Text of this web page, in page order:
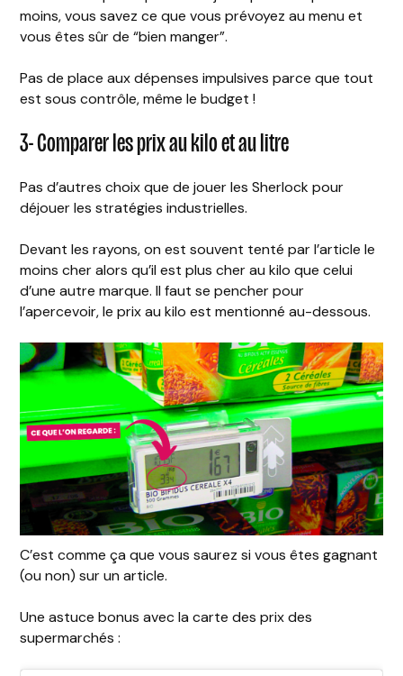
moins, vous savez ce que vous prévoyez au menu et
vous êtes sûr de “bien manger”.
Pas de place aux dépenses impulsives parce que tout
est sous contrôle, même le budget !
3- Comparer les prix au kilo et au litre
Pas d’autres choix que de jouer les Sherlock pour
déjouer les stratégies industrielles.
Devant les rayons, on est souvent tenté par l’article le
moins cher alors qu’il est plus cher au kilo que celui
d’une autre marque. Il faut se pencher pour
l’apercevoir, le prix au kilo est mentionné au-dessous.
C’est comme ça que vous saurez si vous êtes gagnant
(ou non) sur un article.
Une astuce bonus avec la carte des prix des
supermarchés :